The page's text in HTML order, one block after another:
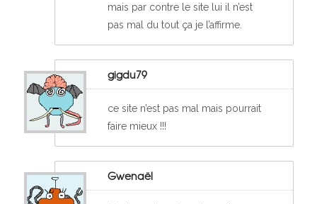
mais par contre le site lui il n’est
pas mal du tout ça je l’affirme.
gigdu79
ce site n’est pas mal mais pourrait
faire mieux !!!
Gwenaël